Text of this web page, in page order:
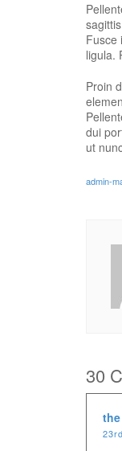
Fusce
ligula.
Proin
dui
ut
admin-
30